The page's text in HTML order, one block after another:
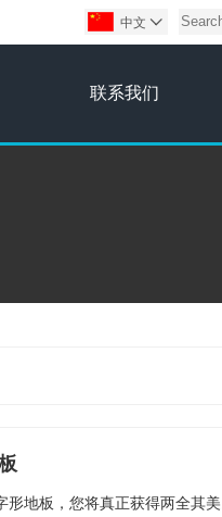
中文 
联系我们
地板，您将真正获得两全其